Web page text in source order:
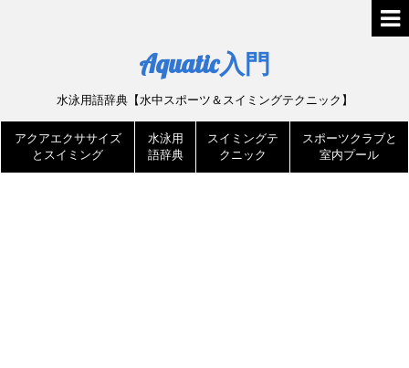
Aquatic入門
水泳用語辞典【水中スポーツ＆スイミングテクニック】
アクアエクササイズ
とスイミング
水泳用
語辞典
スイミングテ
クニック
スポーツクラブと
室内プール